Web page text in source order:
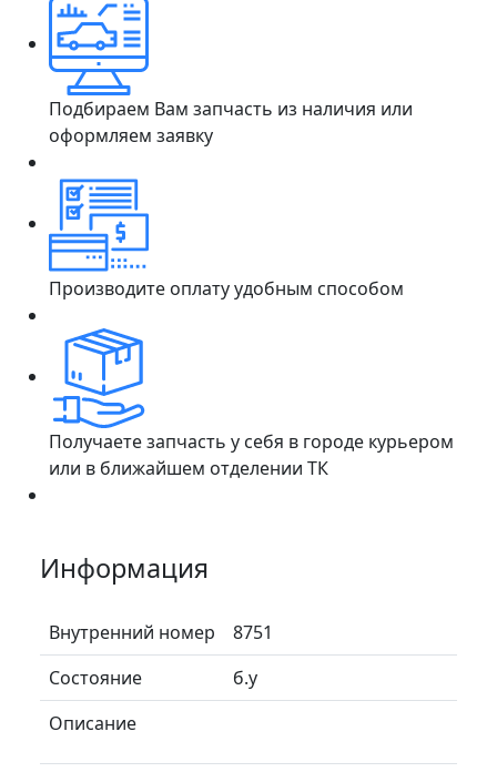
Подбираем Вам запчасть из наличия или
оформляем заявку
Производите оплату удобным способом
Получаете запчасть у себя в городе курьером
или в ближайшем отделении ТК
Информация
Внутренний номер
8751
Состояние
б.у
Описание